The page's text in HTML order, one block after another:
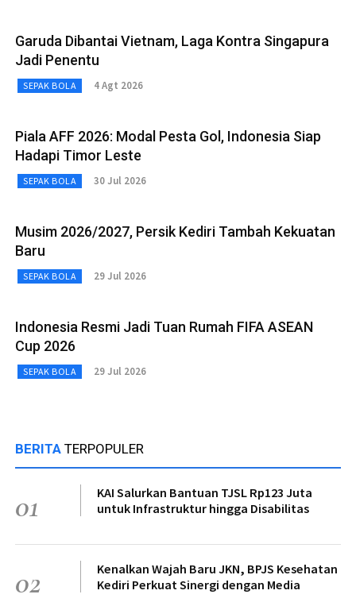
Garuda Dibantai Vietnam, Laga Kontra Singapura
Jadi Penentu
SEPAK BOLA 4 Agt 2026
Piala AFF 2026: Modal Pesta Gol, Indonesia Siap
Hadapi Timor Leste
SEPAK BOLA 30 Jul 2026
Musim 2026/2027, Persik Kediri Tambah Kekuatan
Baru
SEPAK BOLA 29 Jul 2026
Indonesia Resmi Jadi Tuan Rumah FIFA ASEAN
Cup 2026
SEPAK BOLA 29 Jul 2026
BERITA TERPOPULER
01
KAI Salurkan Bantuan TJSL Rp123 Juta
untuk Infrastruktur hingga Disabilitas
02
Kenalkan Wajah Baru JKN, BPJS Kesehatan
Kediri Perkuat Sinergi dengan Media